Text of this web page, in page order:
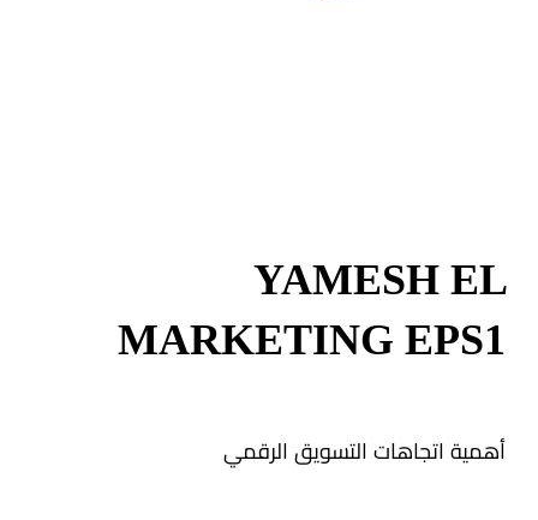
YAMESH EL
MARKETING EPS1
أهمية اتجاهات التسويق الرقمي